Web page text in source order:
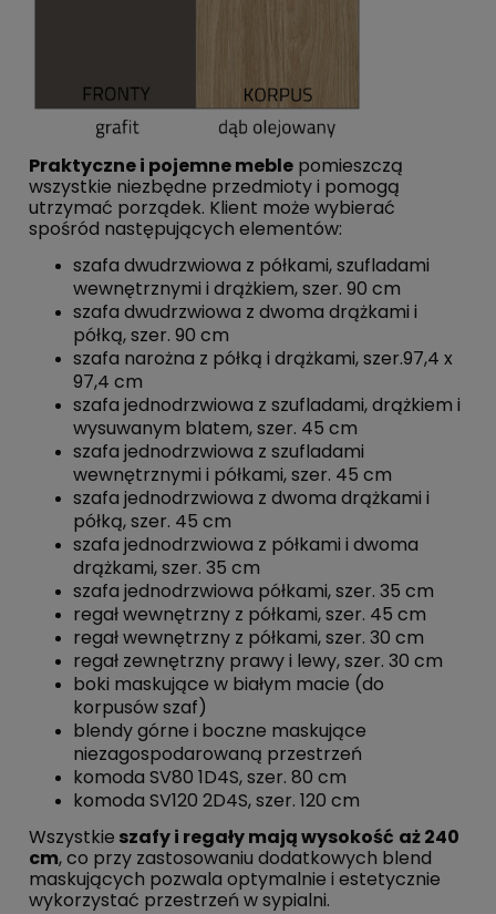
Praktyczne i pojemne meble pomieszczą
wszystkie niezbędne przedmioty i pomogą
utrzymać porządek. Klient może wybierać
spośród następujących elementów:
szafa dwudrzwiowa z półkami, szufladami
wewnętrznymi i drążkiem, szer. 90 cm
szafa dwudrzwiowa z dwoma drążkami i
półką, szer. 90 cm
szafa narożna z półką i drążkami, szer.97,4 x
97,4 cm
szafa jednodrzwiowa z szufladami, drążkiem i
wysuwanym blatem, szer. 45 cm
szafa jednodrzwiowa z szufladami
wewnętrznymi i półkami, szer. 45 cm
szafa jednodrzwiowa z dwoma drążkami i
półką, szer. 45 cm
szafa jednodrzwiowa z półkami i dwoma
drążkami, szer. 35 cm
szafa jednodrzwiowa półkami, szer. 35 cm
regał wewnętrzny z półkami, szer. 45 cm
regał wewnętrzny z półkami, szer. 30 cm
regał zewnętrzny prawy i lewy, szer. 30 cm
boki maskujące w białym macie (do
korpusów szaf)
blendy górne i boczne maskujące
niezagospodarowaną przestrzeń
komoda SV80 1D4S, szer. 80 cm
komoda SV120 2D4S, szer. 120 cm
Wszystkie szafy i regały mają wysokość aż 240
cm, co przy zastosowaniu dodatkowych blend
maskujących pozwala optymalnie i estetycznie
wykorzystać przestrzeń w sypialni.